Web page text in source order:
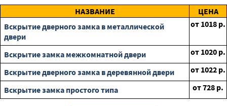
НАЗВАНИЕ
ЦЕНА
Вскрытие дверного замка в металлической
двери
от 1018 р.
Вскрытие замка межкомнатной двери от 1020 р.
Вскрытие дверного замка в деревянной двери
от 1022 р.
Вскрытие замка простого типа
от728 р.